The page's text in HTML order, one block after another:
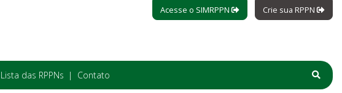
Acesse o SIMRPPN Crie sua RPPN
Lista das RPPNs Contato